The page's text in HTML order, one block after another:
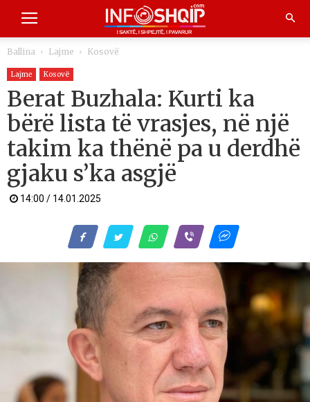
Ballina Lajme Kosovë
Lajme Kosovë
Berat Buzhala: Kurti ka
bërë lista të vrasjes, në një
takim ka thënë pa u derdhë
gjaku s’ka asgjë
14:00 / 14.01.2025